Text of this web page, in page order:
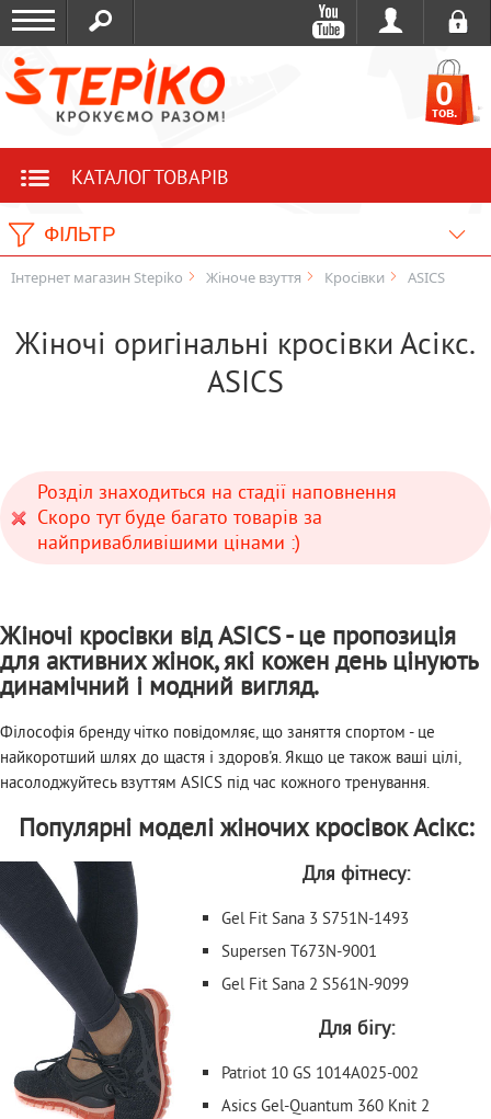
0
тов.
КАТАЛОГ ТОВАРІВ
ФІЛЬТР
Інтернет магазин Stepiko Жіноче взуття Кросівки ASICS
Жіночі оригінальні кросівки Асікс.
ASICS
Розділ знаходиться на стадії наповнення
Скоро тут буде багато товарів за
найпривабливішими цінами :)
Жіночі кросівки від ASICS - це пропозиція
для активних жінок, які кожен день цінують
динамічний і модний вигляд.
Філософія бренду чітко повідомляє, що заняття спортом - це
найкоротший шлях до щастя і здоров'я. Якщо це також ваші цілі,
насолоджуйтесь взуттям ASICS під час кожного тренування.
Популярні моделі жіночих кросівок Асікс:
Для фітнесу:
Gel Fit Sana 3 S751N-1493
Supersen T673N-9001
Gel Fit Sana 2 S561N-9099
Для бігу:
Patriot 10 GS 1014A025-002
Asics Gel-Quantum 360 Knit 2